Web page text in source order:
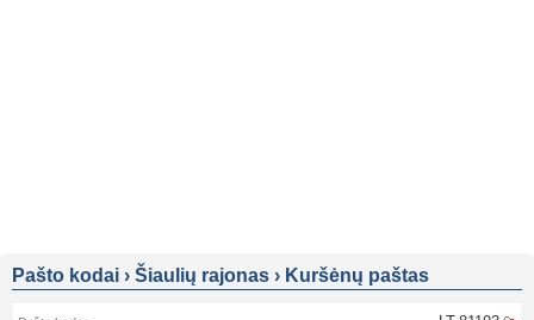
Pašto kodai › Šiaulių rajonas › Kuršėnų paštas